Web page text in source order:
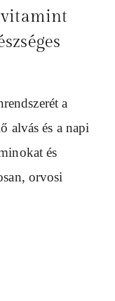
vitamint
a
alvás és a napi
és
orvosi